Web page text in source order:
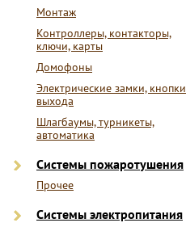
Монтаж
Контроллеры, контакторы,
ключи, карты
Домофоны
Электрические замки, кнопки
выхода
Шлагбаумы, турникеты,
автоматика
Системы пожаротушения
Прочее
Системы электропитания